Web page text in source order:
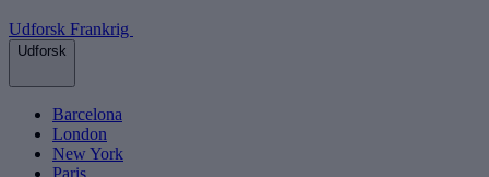
Udforsk Frankrig
Udforsk
Barcelona
London
New York
Paris